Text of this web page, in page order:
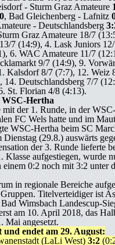
- Sturm Graz Amateure
, Bad Gleichenberg - Lafnitz
- Deutschlandsberg
Graz Amateure 18/7
7 (14:9), 4. Lask Juniors
6. WAC Amateure 11/7
9/7 (14:9), 9.
Kalsdorf 8/7 (7:7), 12. Weiz
Deutschlandsberg 7/7
St. Florian 4/8 (4:13).
Hertha
mit der 1. Runde, in der
FC Wels hatte und im
WSC-Hertha beim SC
(29.8.) auswärts
der 3. Runde lieferte
Klasse aufgestiegen, wurde
0:2 noch mit 3:2 unter
in regionale Bereiche
Titelverteidiger ist
Wimsbach Landescup-
am 10. April 2018, das
Mai angesetzt.
endet am 29. August:
(LaLi West) 3:2